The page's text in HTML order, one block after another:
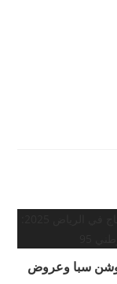
2025: باقات روشن سبا وعروض